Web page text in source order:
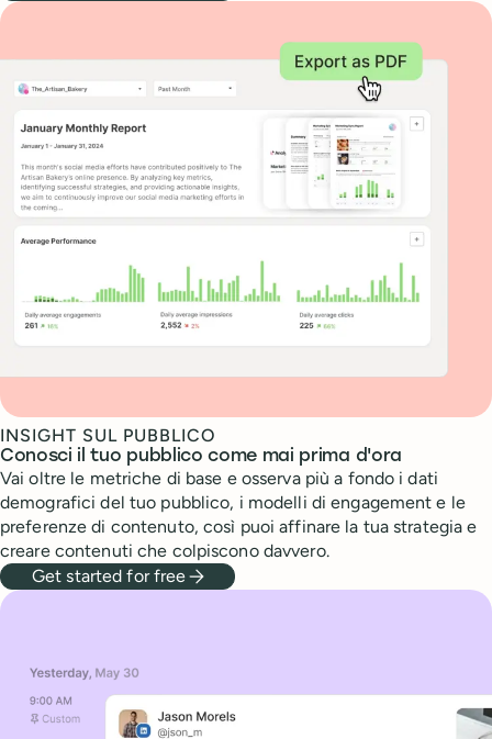
INSIGHT SUL PUBBLICO
Conosci il tuo pubblico come mai prima d'ora
Vai oltre le metriche di base e osserva più a fondo i dati
demografici del tuo pubblico, i modelli di engagement e le
preferenze di contenuto, così puoi affinare la tua strategia e
creare contenuti che colpiscono davvero.
Get started for free